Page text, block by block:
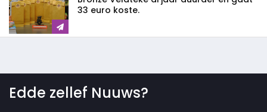
33 euro koste.
Edde zellef Nuuws?